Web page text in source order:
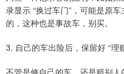
录显示 “换过车门”，可能是原
的，这种也是事故车，别买。
3. 自己的车出险后，保留好 “理